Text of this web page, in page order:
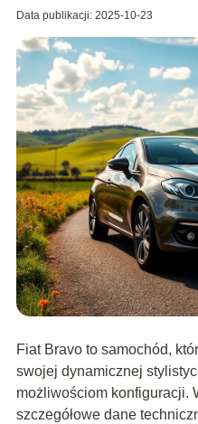
Data publikacji: 2025-10-23
Fiat Bravo to samochód,
swojej dynamicznej
możliwościom konfiguracji.
szczegółowe dane